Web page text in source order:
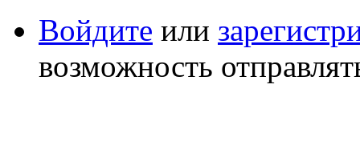
Войдите или
возможность